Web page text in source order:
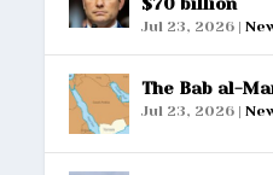
$70 billion
Jul 23, 2026 |
The Bab al-
Jul 23, 2026 |